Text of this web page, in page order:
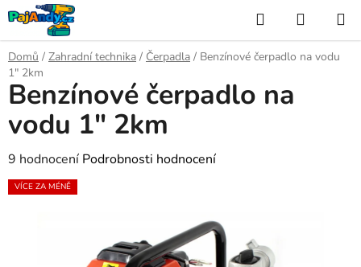
Přejít
na
obsah
Hledat
KOŠÍK
Domů / Zahradní technika / Čerpadla / Benzínové čerpadlo na vodu
1" 2km
Benzínové čerpadlo na
vodu 1" 2km
Průměrné
hodnocení
9 hodnocení Podrobnosti hodnocení
VÍCE ZA MÉNĚ